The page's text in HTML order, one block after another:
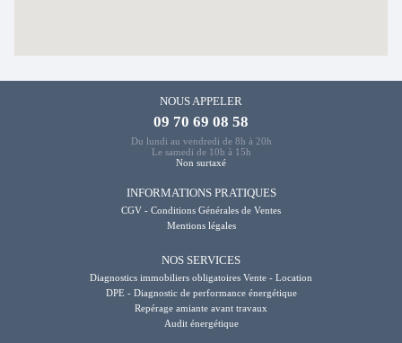
NOUS APPELER
09 70 69 08 58
Du lundi au vendredi de 8h à 20h
Le samedi de 10h à 15h
Non surtaxé
INFORMATIONS PRATIQUES
CGV - Conditions Générales de Ventes
Mentions légales
NOS SERVICES
Diagnostics immobiliers obligatoires Vente - Location
DPE - Diagnostic de performance énergétique
Repérage amiante avant travaux
Audit énergétique